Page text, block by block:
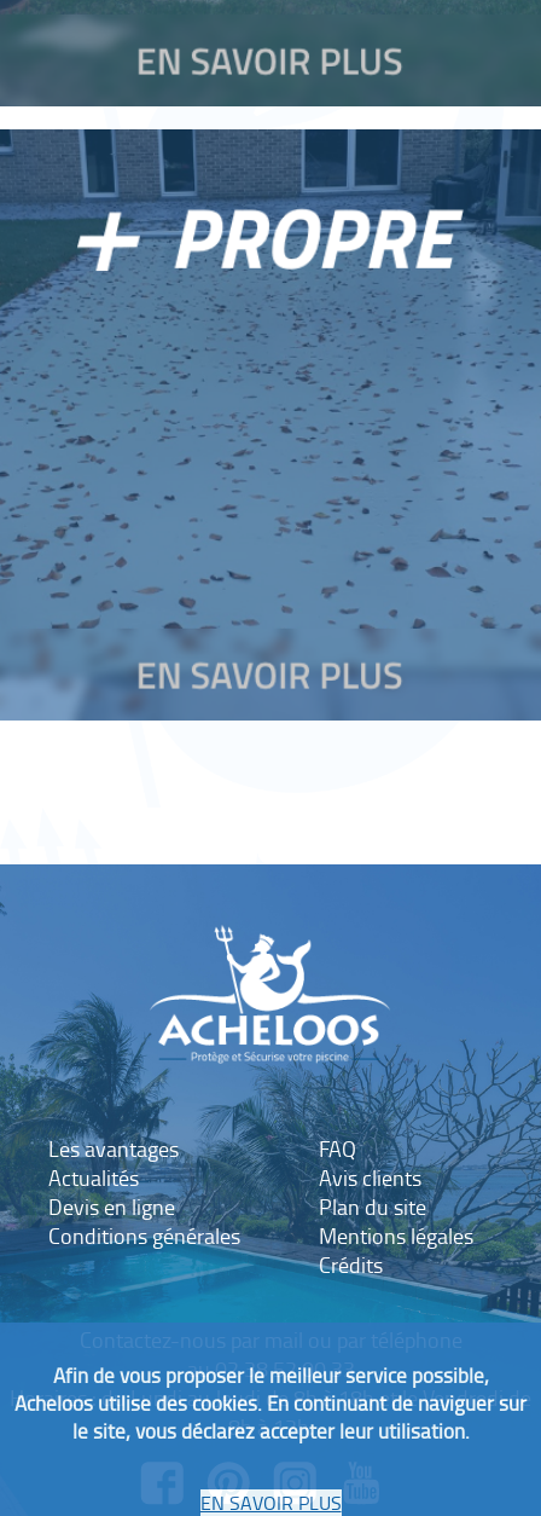
Les avantages
Actualités
Devis en ligne
Conditions générales
FAQ
Avis clients
Plan du site
Mentions légales
Crédits
Contactez-nous par mail
ou par téléphone
au02 38 52 00 33
Horaires : du Lundi au Jeudi de 8h à 18h et le Vendredi de
8h à 12h.
Afin de vous proposer le meilleur service possible,
Acheloos utilise des cookies. En continuant de naviguer sur
le site, vous déclarez accepter leur utilisation.
EN SAVOIR PLUS